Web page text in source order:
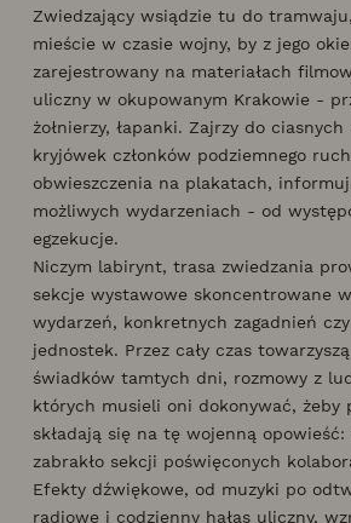
Zwiedzający wsiądzie tu do
mieście w czasie wojny, by z jego
zarejestrowany na materiałach
uliczny w okupowanym Krakowie -
żołnierzy, łapanki. Zajrzy do ciasnych
kryjówek członków podziemnego
obwieszczenia na plakatach,
możliwych wydarzeniach - od
egzekucje.
Niczym labirynt, trasa zwiedzania
sekcje wystawowe skoncentrowane
wydarzeń, konkretnych zagadnień
jednostek. Przez cały czas
świadków tamtych dni, rozmowy z
których musieli oni dokonywać, żeby
składają się na tę wojenną
zabrakło sekcji poświęconych
Efekty dźwiękowe, od muzyki po
radiowe i codzienny hałas uliczny,